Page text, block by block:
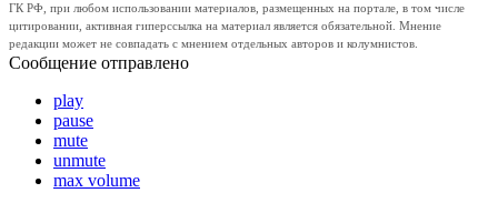
ГК РФ, при любом использовании материалов, размещенных на портале, в том числе
цитировании, активная гиперссылка на материал является обязательной. Мнение
редакции может не совпадать с мнением отдельных авторов и колумнистов.
Сообщение отправлено
play
pause
mute
unmute
max volume